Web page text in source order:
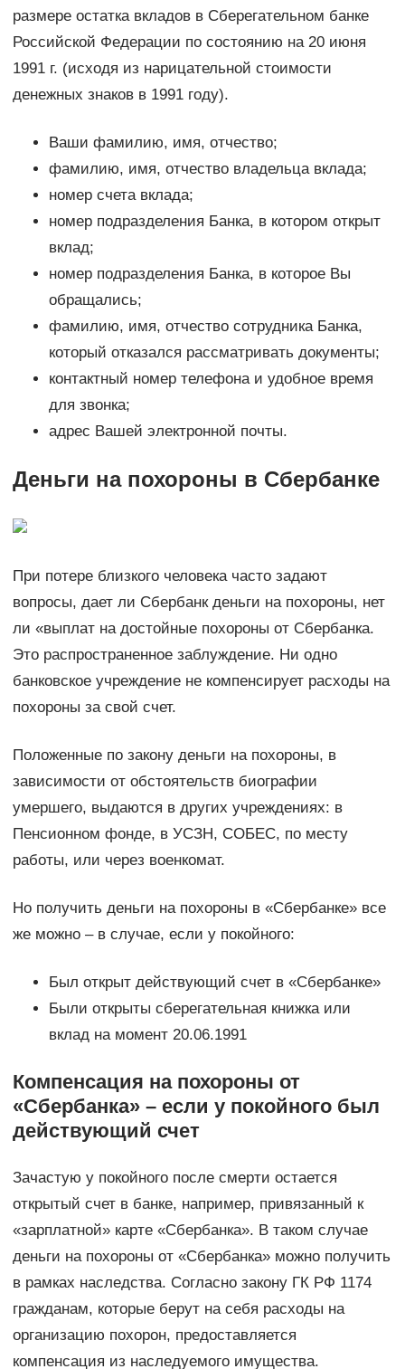
размере остатка вкладов в Сберегательном банке
Российской Федерации по состоянию на 20 июня
1991 г. (исходя из нарицательной стоимости
денежных знаков в 1991 году).
Ваши фамилию, имя, отчество;
фамилию, имя, отчество владельца вклада;
номер счета вклада;
номер подразделения Банка, в котором открыт
вклад;
номер подразделения Банка, в которое Вы
обращались;
фамилию, имя, отчество сотрудника Банка,
который отказался рассматривать документы;
контактный номер телефона и удобное время
для звонка;
адрес Вашей электронной почты.
Деньги на похороны в Сбербанке
При потере близкого человека часто задают
вопросы, дает ли Сбербанк деньги на похороны, нет
ли «выплат на достойные похороны от Сбербанка.
Это распространенное заблуждение. Ни одно
банковское учреждение не компенсирует расходы на
похороны за свой счет.
Положенные по закону деньги на похороны, в
зависимости от обстоятельств биографии
умершего, выдаются в других учреждениях: в
Пенсионном фонде, в УСЗН, СОБЕС, по месту
работы, или через военкомат.
Но получить деньги на похороны в «Сбербанке» все
же можно – в случае, если у покойного:
Был открыт действующий счет в «Сбербанке»
Были открыты сберегательная книжка или
вклад на момент 20.06.1991
Компенсация на похороны от
«Сбербанка» – если у покойного был
действующий счет
Зачастую у покойного после смерти остается
открытый счет в банке, например, привязанный к
«зарплатной» карте «Сбербанка». В таком случае
деньги на похороны от «Сбербанка» можно получить
в рамках наследства. Согласно закону ГК РФ 1174
гражданам, которые берут на себя расходы на
организацию похорон, предоставляется
компенсация из наследуемого имущества.